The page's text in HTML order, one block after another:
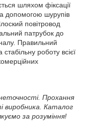
шляхом фіксації
допомогою шурупів
повітровод
патрубок до
Правильний
стабільну роботу всієї
Прохання
виробника. Каталог
за розуміння!